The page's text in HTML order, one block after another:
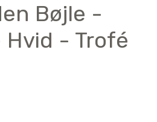
Bøjle -
Hvid - Trofé